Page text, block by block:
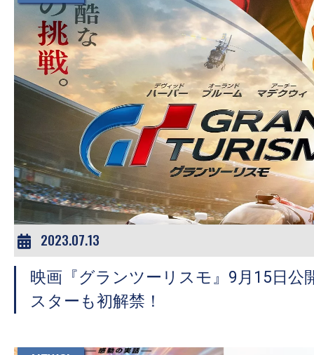
2023.07.13
映画『グランツーリスモ』9月15日公
スターも初解禁！